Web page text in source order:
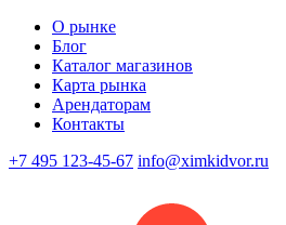
О рынке
Блог
Каталог магазинов
Карта рынка
Арендаторам
Контакты
+7 495 123-45-67 info@ximkidvor.ru